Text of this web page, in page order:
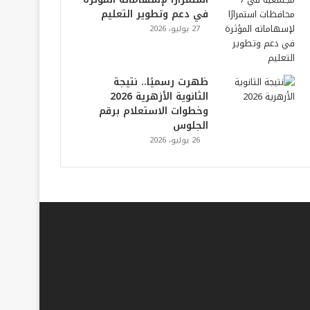
في دعم وتطوير التعليم
27 يوليو، 2026
ظهرت رسميًا.. نتيجة
الثانوية الأزهرية 2026
وخطوات الاستعلام برقم
الجلوس
26 يوليو، 2026